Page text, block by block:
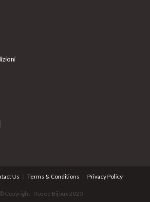
Us Terms & Conditions Privacy Policy
© Copyright - Roseè Bijoux 2020